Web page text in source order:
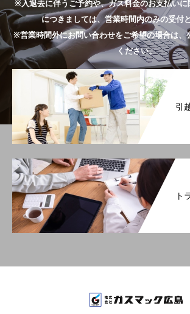
※入退去に伴うご予約や、ガス料金のお支払い
につきましては、営業時間内のみの受付
※営業時間外にお問い合わせをご希望の場合は、
ください。
引
ト